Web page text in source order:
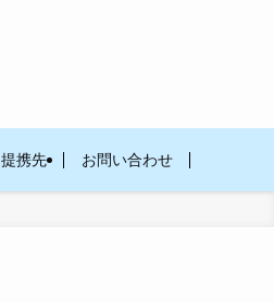
提携先 お問い合わせ